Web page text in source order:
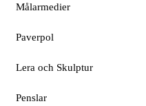
Målarmedier
Paverpol
Lera och Skulptur
Penslar